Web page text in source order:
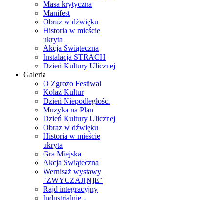
Masa krytyczna
Manifest
Obraz w dźwięku
Historia w mieście
ukryta
Akcja Świąteczna
Instalacja STRACH
Dzień Kultury Ulicznej
Galeria
O Zgrozo Festiwal
Kolaż Kultur
Dzień Niepodległości
Muzyka na Plan
Dzień Kultury Ulicznej
Obraz w dźwięku
Historia w mieście
ukryta
Gra Miejska
Akcja Świąteczna
Wernisaż wystawy
"ZWYCZAJ[N]E"
Rajd integracyjny
Industrialnie -